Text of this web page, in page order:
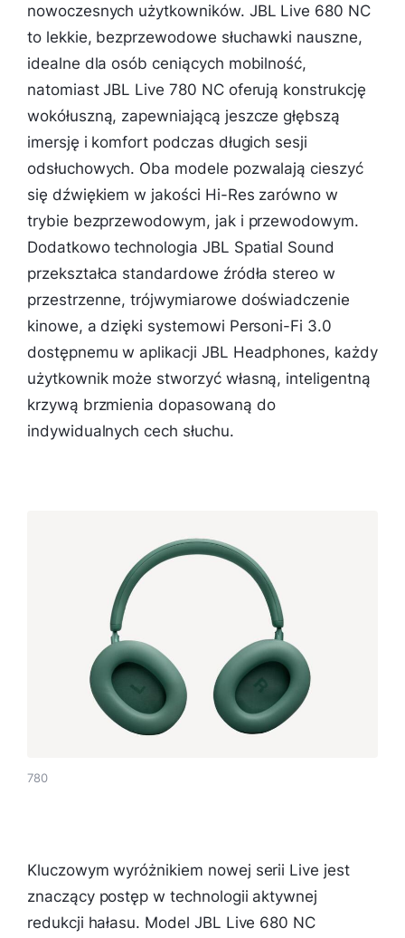
nowoczesnych użytkowników. JBL Live 680 NC
to lekkie, bezprzewodowe słuchawki nauszne,
idealne dla osób ceniących mobilność,
natomiast JBL Live 780 NC oferują konstrukcję
wokółuszną, zapewniającą jeszcze głębszą
imersję i komfort podczas długich sesji
odsłuchowych. Oba modele pozwalają cieszyć
się dźwiękiem w jakości Hi-Res zarówno w
trybie bezprzewodowym, jak i przewodowym.
Dodatkowo technologia JBL Spatial Sound
przekształca standardowe źródła stereo w
przestrzenne, trójwymiarowe doświadczenie
kinowe, a dzięki systemowi Personi-Fi 3.0
dostępnemu w aplikacji JBL Headphones, każdy
użytkownik może stworzyć własną, inteligentną
krzywą brzmienia dopasowaną do
indywidualnych cech słuchu.
780
Kluczowym wyróżnikiem nowej serii Live jest
znaczący postęp w technologii aktywnej
redukcji hałasu. Model JBL Live 680 NC